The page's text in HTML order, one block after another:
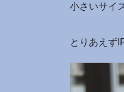
小さいサイ
とりあえず